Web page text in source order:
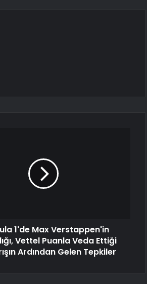
1'de Max Verstappen'in
Vettel Puanla Veda Ettiği
Ardından Gelen Tepkiler